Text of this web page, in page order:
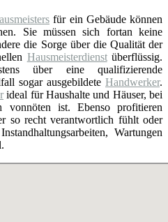
für ein Gebäude können
Sie müssen sich fortan keine
die Sorge über die Qualität der
Hausmeisterdienstüberflüssig.
über eine qualifizierende
sogar ausgebildete Handwerker.
ideal für Haushalte und Häuser, bei
vonnöten ist. Ebenso profitieren
so recht verantwortlich fühlt oder
Wartungen